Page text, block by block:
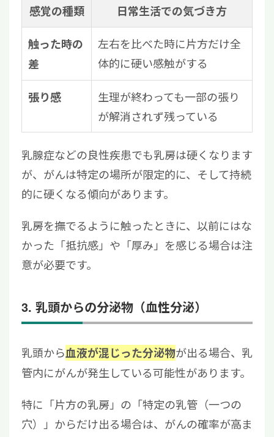
感覚の種類 日常生活での気づき方
触った時の
差
左右を比べた時に片方だけ全
体的に硬い感触がする
張り感
生理が終わっても一部の張り
が解消されず残っている
乳腺症などの良性疾患でも乳房は硬くなります
が、がんは特定の場所が限定的に、そして持続
的に硬くなる傾向があります。
乳房を撫でるように触ったときに、以前にはな
かった「抵抗感」や「厚み」を感じる場合は注
意が必要です。
3. 乳頭からの分泌物（血性分泌）
乳頭から血液が混じった分泌物が出る場合、乳
管内にがんが発生している可能性があります。
特に「片方の乳房」の「特定の乳管（一つの
穴）」からだけ出る場合は、がんの確率が高ま